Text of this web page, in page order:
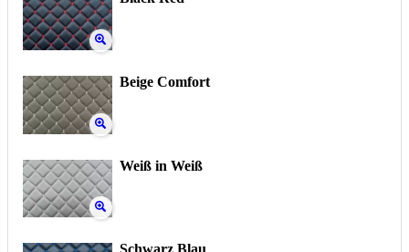
Beige Comfort
Weiß in Weiß